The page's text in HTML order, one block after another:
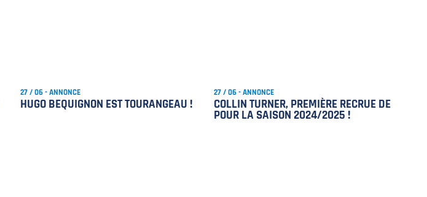
27 / 06 - ANNONCE
HUGO BEQUIGNON EST TOURANGEAU !
27 / 06 - ANNONCE
COLLIN TURNER, PREMIÈRE RECRUE DE
POUR LA SAISON 2024/2025 !